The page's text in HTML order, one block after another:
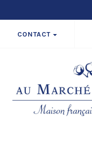
CONTACT